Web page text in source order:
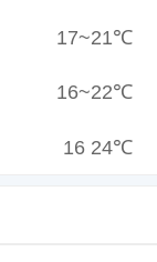
17~21℃
16~22℃
16 24℃